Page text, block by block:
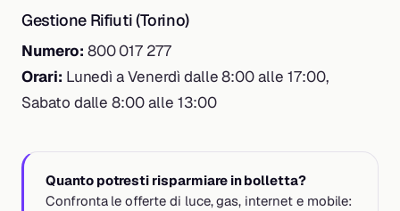
Gestione Rifiuti (Torino)
Numero: 800 017 277
Orari: Lunedì a Venerdì dalle 8:00 alle 17:00,
Sabato dalle 8:00 alle 13:00
Quanto potresti risparmiare in bolletta?
Confronta le offerte di luce, gas, internet e mobile: